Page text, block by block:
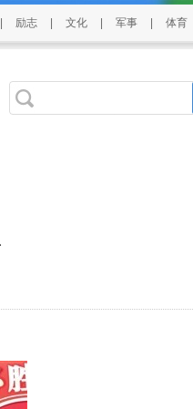
励志 文化 军事 体育